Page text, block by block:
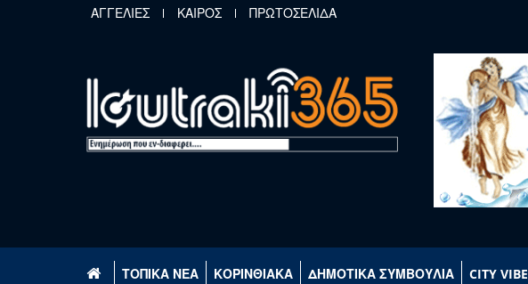
Παράκαμψη προς το κυρίως περιεχόμενο
ΑΓΓΕΛΙΕΣ ΚΑΙΡΟΣ ΠΡΩΤΟΣΕΛΙΔΑ
ΤΟΠΙΚΑ ΝΕΑ ΚΟΡΙΝΘΙΑΚΑ ΔΗΜΟΤΙΚΑ ΣΥΜΒΟΥΛΙΑ CITY VIBE